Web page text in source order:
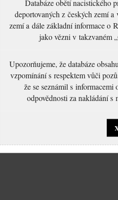
Databáze obětí nacistického
deportovaných z českých zemí
zemí a dále základní informace o
jako vězni v takzvaném
Upozorňujeme, že databáze
vzpomínání s respektem vůči
že se seznámil s
odpovědnosti za nakládání